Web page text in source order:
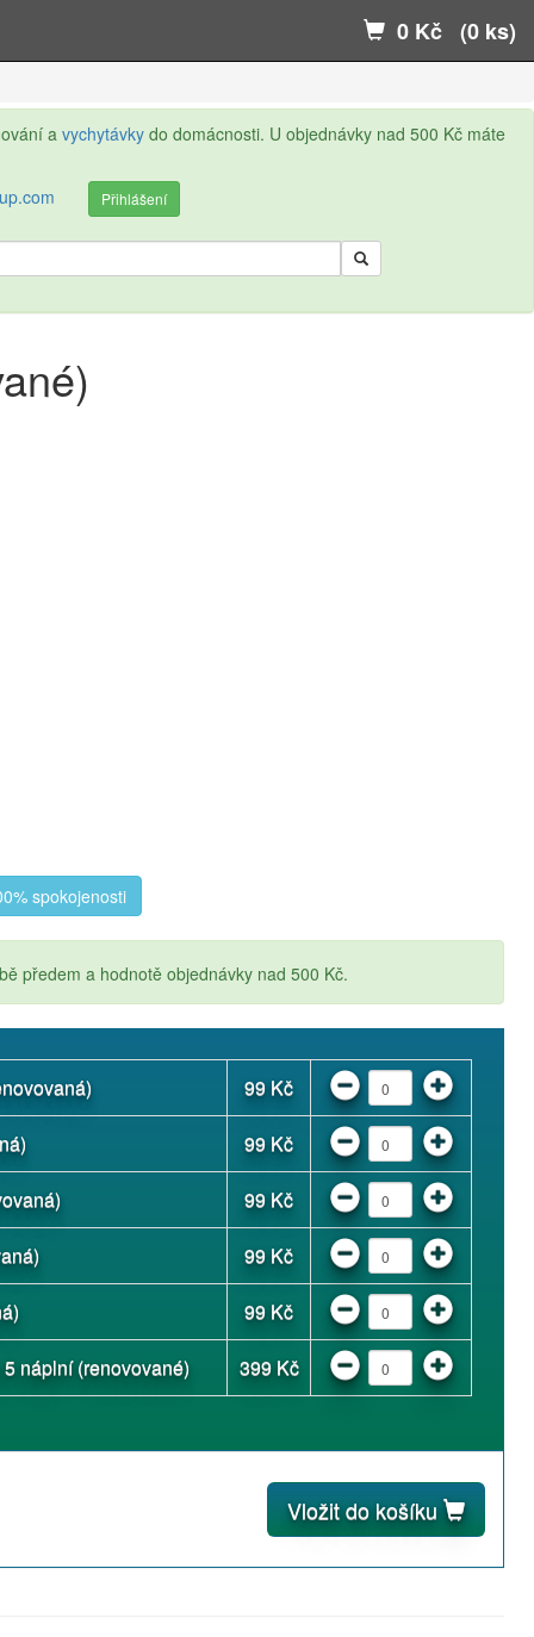
0 Kč (0 ks)
a vychytávky do domácnosti. U objednávky nad 500 Kč máte
Přihlášení
spokojenosti
předem a hodnotě objednávky nad 500 Kč.
99 Kč
99 Kč
99 Kč
99 Kč
99 Kč
náplní (renovované) 399 Kč
Vložit do košíku